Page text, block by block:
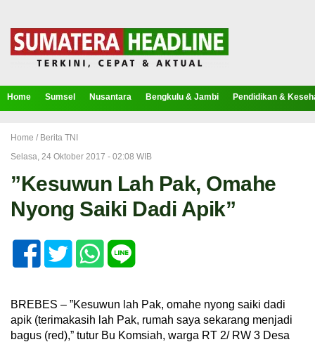
Home Sumsel Nusantara Bengkulu & Jambi Pendidikan &
Home / Berita TNI
Selasa, 24 Oktober 2017 - 02:08 WIB
”Kesuwun Lah Pak, Omahe
Nyong Saiki Dadi Apik”
BREBES – ”Kesuwun lah Pak, omahe nyong saiki dadi
apik (terimakasih lah Pak, rumah saya sekarang menjadi
bagus (red),” tutur Bu Komsiah, warga RT 2/ RW 3 Desa